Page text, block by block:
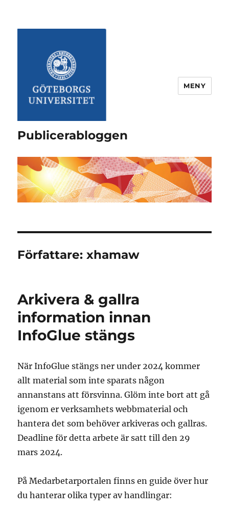
Publicerabloggen
MENY
Författare:xhamaw
Arkivera & gallra
information innan
InfoGlue stängs
När InfoGlue stängs ner under 2024 kommer
allt material som inte sparats någon
annanstans att försvinna. Glöm inte bort att gå
igenom er verksamhets webbmaterial och
hantera det som behöver arkiveras och gallras.
Deadline för detta arbete är satt till den 29
mars 2024.
På Medarbetarportalen finns en guide över hur
du hanterar olika typer av handlingar: